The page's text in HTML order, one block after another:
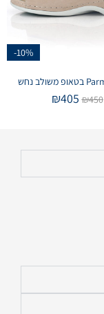
-10%
₪450
₪405